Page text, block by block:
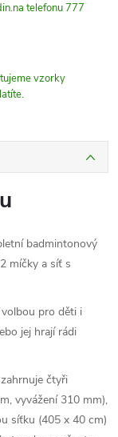
telefonu 777
vzorky
badmintonový
míčky a síť s
pro děti i
jej hrají rádi
čtyři
vyvážení 310 mm),
síťku (405 x 40 cm)